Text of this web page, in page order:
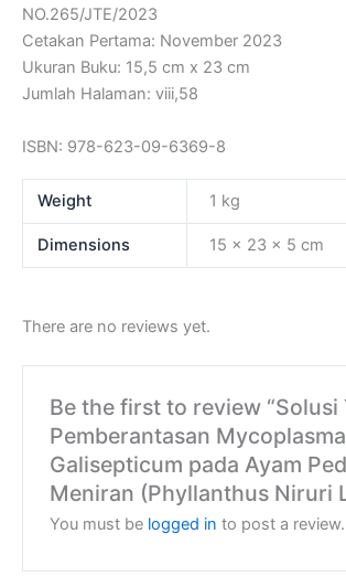
NO.265/JTE/2023
Cetakan Pertama: November 2023
Ukuran Buku: 15,5 cm x 23 cm
Jumlah Halaman: viii,58
ISBN: 978-623-09-6369-8
Weight 1 kg
Dimensions 15 × 23 × 5 cm
There are no reviews yet.
Be the first to review “Solusi
Pemberantasan Mycoplasma
Galisepticum pada Ayam
Meniran (Phyllanthus Niruri
You must be logged in to post a review.